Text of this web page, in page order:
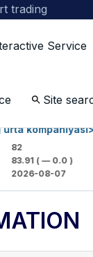
trading
Service
Site
kompaniyasi>
( — 0.0 )
08-07